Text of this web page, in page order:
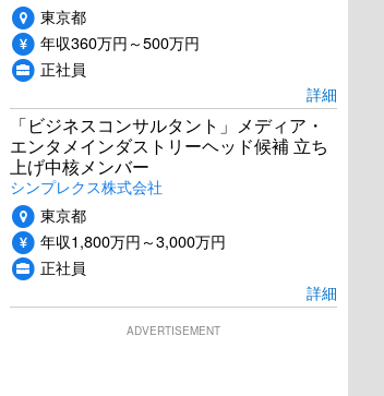
東京都
年収360万円～500万円
正社員
詳細
「ビジネスコンサルタント」メディア・
エンタメインダストリーヘッド候補 立ち
上げ中核メンバー
シンプレクス株式会社
東京都
年収1,800万円～3,000万円
正社員
詳細
ADVERTISEMENT